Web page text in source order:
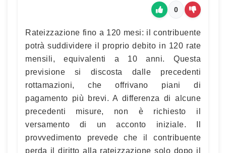
0
Rateizzazione fino a 120 mesi: il contribuente
potrà suddividere il proprio debito in 120 rate
mensili, equivalenti a 10 anni. Questa
previsione si discosta dalle precedenti
rottamazioni, che offrivano piani di
pagamento più brevi. A differenza di alcune
precedenti misure, non è richiesto il
versamento di un acconto iniziale. Il
provvedimento prevede che il contribuente
perda il diritto alla rateizzazione solo dopo il